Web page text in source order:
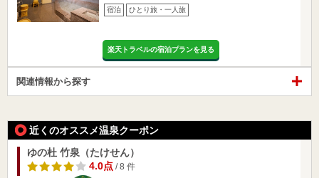
宿泊 ひとり旅・一人旅
楽天トラベルの宿泊プランを見る
関連情報から探す
近くのオススメ温泉クーポン
ゆの杜 竹泉（たけせん）
4.0点/ 8 件